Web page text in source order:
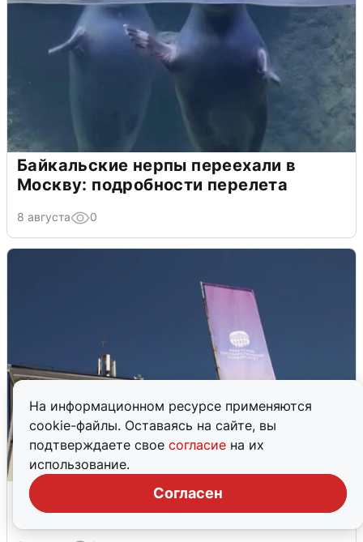
На информационном ресурсе применяются
cookie-файлы. Оставаясь на сайте, вы
подтверждаете свое согласие на их
использование.
Согласен
Байкальские нерпы переехали в
Москву: подробности перелета
8 августа 0
ИГУ улучшил позиции в
международном рейтинге